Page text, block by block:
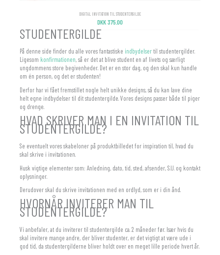
DIGITAL INVITATION TIL STUDENTERGILDE
DKK375.00
STUDENTERGILDE
På denne side finder du alle vores fantastiske indbydelsertil studentergilder.
Ligesom konfirmationen, så er det at blive student en af livets og særligt
ungdommens store begivenheder. Det er en stor dag, og den skal kun handle
om én person, og det er studenten!
Derfor har vi fået fremstillet nogle helt unikke designs, så du kan lave dine
helt egne indbydelser til dit studentergilde. Vores designs passer både til piger
og drenge.
HVAD SKRIVER MAN I EN INVITATION TIL
STUDENTERGILDE?
Se eventuelt vores skabeloner på produktbilledet for inspiration til, hvad du
skal skrive i invitationen.
Husk vigtige elementer som: Anledning, dato, tid, sted, afsender, S.U. og kontakt
oplysninger.
Derudover skal du skrive invitationen med en ordlyd, som er i din ånd.
HVORNÅR INVITERER MAN TIL
STUDENTERGILDE?
Vi anbefaler, at du inviterer til studentergilde ca. 2 måneder før. Især hvis du
skal invitere mange andre, der bliver studenter, er det vigtigt at være ude i
god tid, da studentergilderne bliver holdt over en meget lille periode hvert år.